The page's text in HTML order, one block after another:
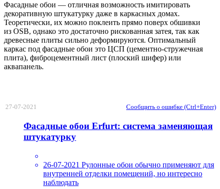
Фасадные обои — отличная возможность имитировать
декоративную штукатурку даже в каркасных домах.
Теоретически, их можно поклеить прямо поверх обшивки
из OSB, однако это достаточно рискованная затея, так как
древесные плиты сильно деформируются. Оптимальный
каркас под фасадные обои это ЦСП (цементно-стружечная
плита), фиброцементный лист (плоский шифер) или
аквапанель.
27-07-2021 Сообщить о ошибке (Ctrl+Enter)
Фасадные обои Erfurt: система заменяющая
штукатурку
26-07-2021 Рулонные обои обычно применяют для
внутренней отделки помещений, но интересно
наблюдать